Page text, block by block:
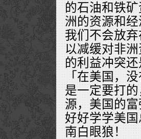
的石油和铁
洲的资源和
我们不会放
以减缓对非
的利益冲突
「在美国，
是一定要打
源，美国的
好好学学美
南白眼狼！